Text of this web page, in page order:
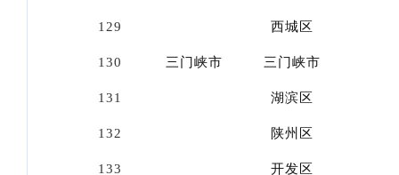
129 西城区
130 三门峡市 三门峡市
131 湖滨区
132 陕州区
133 开发区